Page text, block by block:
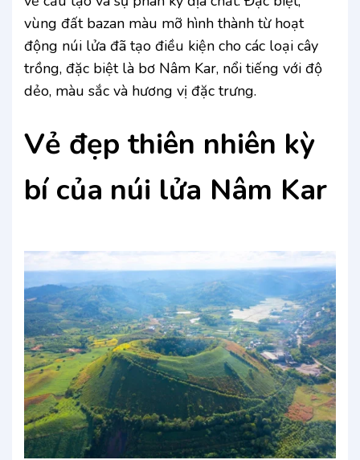
vùng đất bazan màu mỡ hình thành từ hoạt
động núi lửa đã tạo điều kiện cho các loại cây
trồng, đặc biệt là bơ Nâm Kar, nổi tiếng với độ
dẻo, màu sắc và hương vị đặc trưng.
Vẻ đẹp thiên nhiên kỳ
bí của núi lửa Nâm Kar